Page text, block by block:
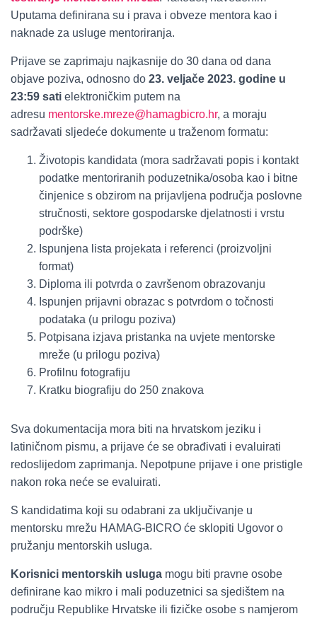
Uputama definirana su i prava i obveze mentora kao i
naknade za usluge mentoriranja.
Prijave se zaprimaju najkasnije do 30 dana od dana
objave poziva, odnosno do 23. veljače 2023. godine u
23:59 sati elektroničkim putem na
adresu mentorske.mreze@hamagbicro.hr, a moraju
sadržavati sljedeće dokumente u traženom formatu:
Životopis kandidata (mora sadržavati popis i kontakt
podatke mentoriranih poduzetnika/osoba kao i bitne
činjenice s obzirom na prijavljena područja poslovne
stručnosti, sektore gospodarske djelatnosti i vrstu
podrške)
Ispunjena lista projekata i referenci (proizvoljni
format)
Diploma ili potvrda o završenom obrazovanju
Ispunjen prijavni obrazac s potvrdom o točnosti
podataka (u prilogu poziva)
Potpisana izjava pristanka na uvjete mentorske
mreže (u prilogu poziva)
Profilnu fotografiju
Kratku biografiju do 250 znakova
Sva dokumentacija mora biti na hrvatskom jeziku i
latiničnom pismu, a prijave će se obrađivati i evaluirati
redoslijedom zaprimanja. Nepotpune prijave i one pristigle
nakon roka neće se evaluirati.
S kandidatima koji su odabrani za uključivanje u
mentorsku mrežu HAMAG-BICRO će sklopiti Ugovor o
pružanju mentorskih usluga.
Korisnici mentorskih usluga mogu biti pravne osobe
definirane kao mikro i mali poduzetnici sa sjedištem na
području Republike Hrvatske ili fizičke osobe s namjerom